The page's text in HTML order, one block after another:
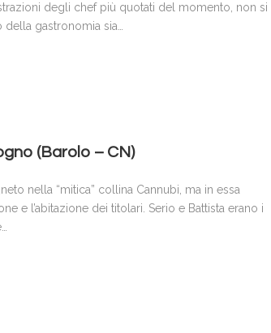
degli chef più quotati del momento, non si
gastronomia sia…
(Barolo – CN)
nella “mitica” collina Cannubi, ma in essa
e l’abitazione dei titolari. Serio e Battista erano i